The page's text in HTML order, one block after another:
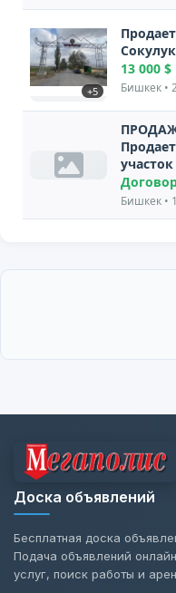
+5
13 000 $
Бишкек •
Бишкек •
Доска объявлений
Бесплатная доска
Подача объявлений
услуг, поиск работы и